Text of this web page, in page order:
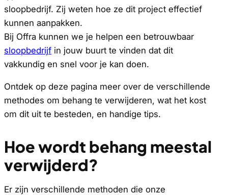
sloopbedrijf. Zij weten hoe ze dit project effectief
kunnen aanpakken.
Bij Offra kunnen we je helpen een betrouwbaar
sloopbedrijf in jouw buurt te vinden dat dit
vakkundig en snel voor je kan doen.
Ontdek op deze pagina meer over de verschillende
methodes om behang te verwijderen, wat het kost
om dit uit te besteden, en handige tips.
Hoe wordt behang meestal
verwijderd?
Er zijn verschillende methoden die onze